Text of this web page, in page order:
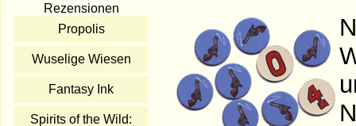
Rezensionen
Propolis
Wuselige Wiesen
Fantasy Ink
Spirits of the Wild: